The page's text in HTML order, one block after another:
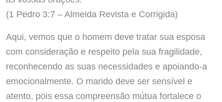
(1 Pedro 3:7 – Almeida Revista e Corrigida)
Aqui, vemos que o homem deve tratar sua esposa
com consideração e respeito pela sua fragilidade,
reconhecendo as suas necessidades e apoiando-a
emocionalmente. O marido deve ser sensível e
atento, pois essa compreensão mútua fortalece o